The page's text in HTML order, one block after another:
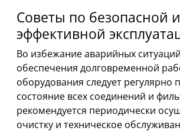
Советы по безопасной и
эффективной
Во избежание аварийных
обеспечения долговременной
оборудования следует регулярно
состояние всех соединений и
рекомендуется периодически
очистку и техническое